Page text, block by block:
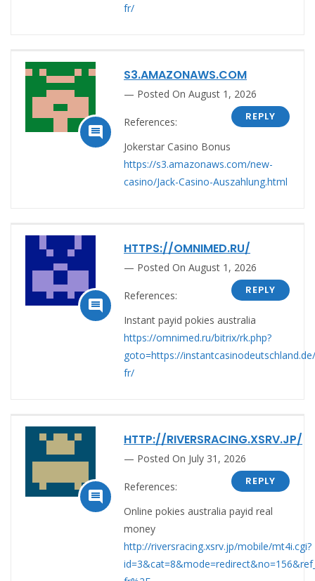
fr/

S3.AMAZONAWS.COM
Posted On August 1, 2026
REPLY
References:
Jokerstar Casino Bonus
https://s3.amazonaws.com/new-
casino/Jack-Casino-Auszahlung.html

HTTPS://OMNIMED.RU/
Posted On August 1, 2026
REPLY
References:
Instant payid pokies australia
https://omnimed.ru/bitrix/rk.php?
goto=https://
fr/

HTTP://RIVERSRACING.XSRV.JP/
Posted On July 31, 2026
REPLY
References:
Online pokies australia payid real
money
http://riversracing.xsrv.jp/mobile/mt4i.cgi?